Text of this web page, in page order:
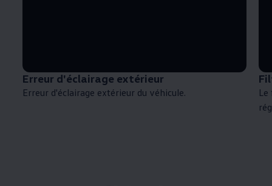
Erreur d'éclairage extérieur
Erreur d'éclairage extérieur du véhicule.